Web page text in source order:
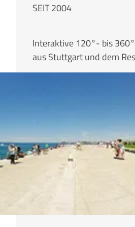
SEIT 2004
Interaktive 120°- bis
aus Stuttgart und dem
Kategorien